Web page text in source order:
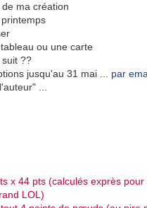
ma création
ou une carte
??
jusqu'au 31 mai ... par
...
x 44 pts (calculés exprès pour
LOL)